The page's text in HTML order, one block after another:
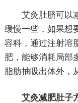
艾灸肚脐可以
缓慢一些，如果想
容科，通过注射溶
肥，能够消耗局部
脂肪抽吸出体外，
艾灸减肥肚子